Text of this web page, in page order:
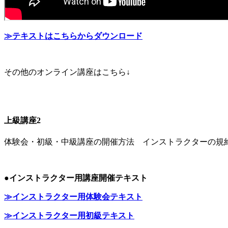
≫テキストはこちらからダウンロード
その他のオンライン講座はこちら↓
上級講座2
体験会・初級・中級講座の開催方法 インストラクターの規
●インストラクター用講座開催テキスト
≫インストラクター用体験会テキスト
≫インストラクター用初級テキスト